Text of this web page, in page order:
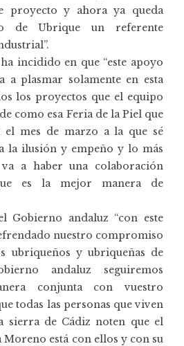
proyecto y ahora ya queda
de Ubrique un referente
incidido en que “este apoyo
a plasmar solamente en esta
los proyectos que el equipo
como esa Feria de la Piel que
el mes de marzo a la que sé
la ilusión y empeño y lo más
a haber una colaboración
es la mejor manera de
Gobierno andaluz “con este
nuestro compromiso
ubriqueños y ubriqueñas de
andaluz seguiremos
conjunta con vuestro
todas las personas que viven
sierra de Cádiz noten que el
Moreno está con ellos y con su